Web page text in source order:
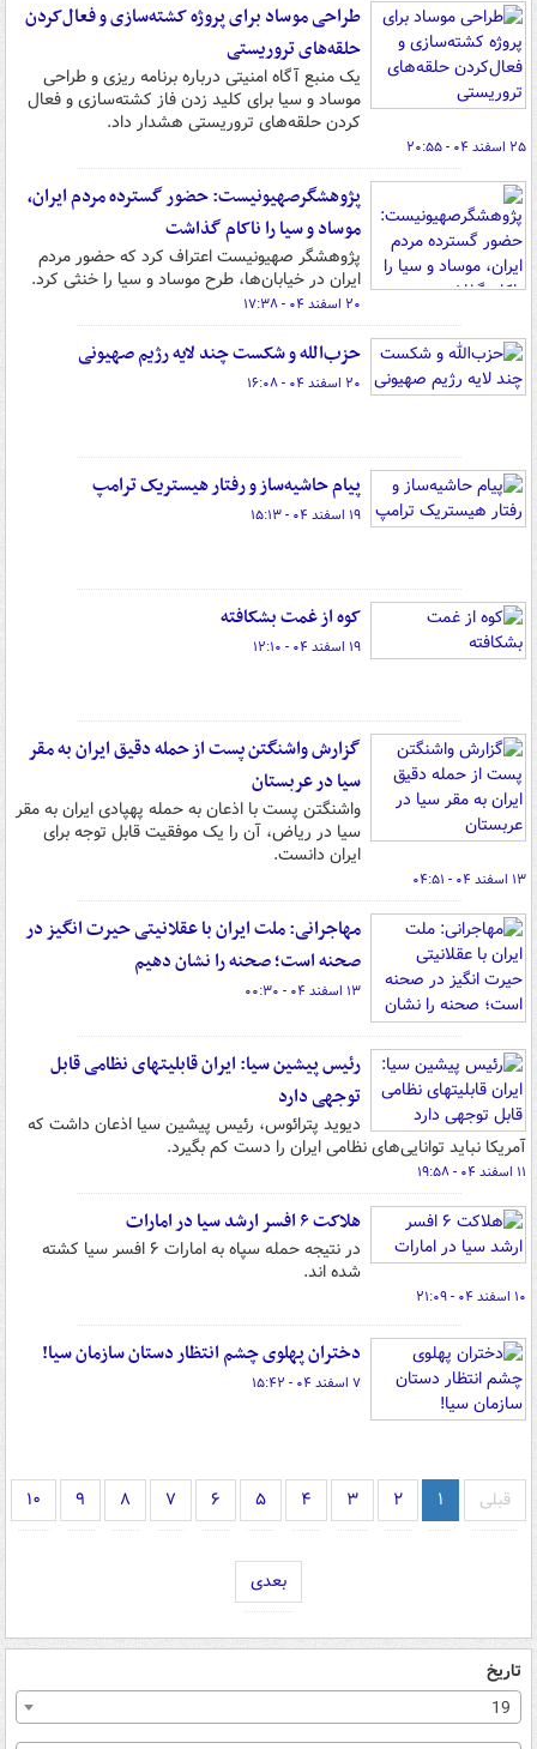
طراحی موساد برای پروژه کشته‌سازی و فعال‌کردن
حلقه‌های تروریستی
یک منبع آگاه امنیتی درباره برنامه ریزی و طراحی
موساد و سیا برای کلید زدن فاز کشته‌سازی و فعال
کردن حلقه‌های تروریستی هشدار داد.
۲۵ اسفند ۰۴ - ۲۰:۵۵
پژوهشگرصهیونیست: حضور گسترده مردم ایران،
موساد و سیا را ناکام گذاشت
پژوهشگر صهیونیست اعتراف کرد که حضور مردم
ایران در خیابان‌ها، طرح موساد و سیا را خنثی کرد.
۲۰ اسفند ۰۴ - ۱۷:۳۸
حزب‌الله و شکست چند لایه رژیم صهیونی
۲۰ اسفند ۰۴ - ۱۶:۰۸
پیام حاشیه‌ساز و رفتار هیستریک ترامپ
۱۹ اسفند ۰۴ - ۱۵:۱۳
کوه از غمت بشکافته
۱۹ اسفند ۰۴ - ۱۲:۱۰
گزارش واشنگتن پست از حمله دقیق ایران به مقر
سیا در عربستان
واشنگتن پست با اذعان به حمله پهپادی ایران به مقر
سیا در ریاض، آن را یک موفقیت قابل توجه برای
ایران دانست.
۱۳ اسفند ۰۴ - ۰۴:۵۱
مهاجرانی: ملت ایران با عقلانیتی حیرت انگیز در
صحنه است؛ صحنه را نشان دهیم
۱۳ اسفند ۰۴ - ۰۰:۳۰
رئیس پیشین سیا: ایران قابلیتهای نظامی قابل
توجهی دارد
دیوید پترائوس، رئیس پیشین سیا اذعان داشت که
آمریکا نباید توانایی‌های نظامی ایران را دست کم بگیرد.
۱۱ اسفند ۰۴ - ۱۹:۵۸
هلاکت ۶ افسر ارشد سیا در امارات
در نتیجه حمله سپاه به امارات ۶ افسر سیا کشته
شده اند.
۱۰ اسفند ۰۴ - ۲۱:۰۹
دختران پهلوی چشم انتظار دستان سازمان سیا!
۷ اسفند ۰۴ - ۱۵:۴۲
قبلی ۱ ۲ ۳ ۴ ۵ ۶ ۷ ۸ ۹ ۱۰
بعدی
تاریخ
19